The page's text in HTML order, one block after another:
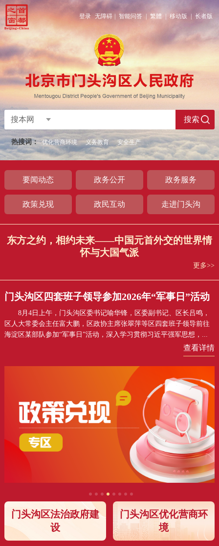
登录 | 智能问答 | 繁體 | 移动版
无障碍 | 长者版
搜本网 搜索
热搜词： 优化营商环境 义务教育 安全生产
要闻动态 政务公开 政务服务
政策兑现 政民互动 走进门头沟
东方之约，相约未来——中国元首外交的世界情
怀与大国气派
更多>>
门头沟区四套班子领导参加2026年“军事日”活动
8月4日上午，门头沟区委书记喻华锋，区委副书记、区长吕鸣，
区人大常委会主任富大鹏，区政协主席张翠萍等区四套班子领导前往
海淀区某部队参加“军事日”活动，深入学习贯彻习近平强军思想，...
查看详情
门头沟区法治政府建
设
门头沟区优化营商环
境